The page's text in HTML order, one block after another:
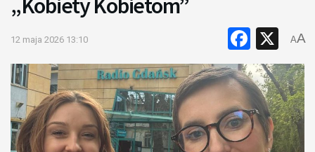
12 maja 2026 13:10 X
AA